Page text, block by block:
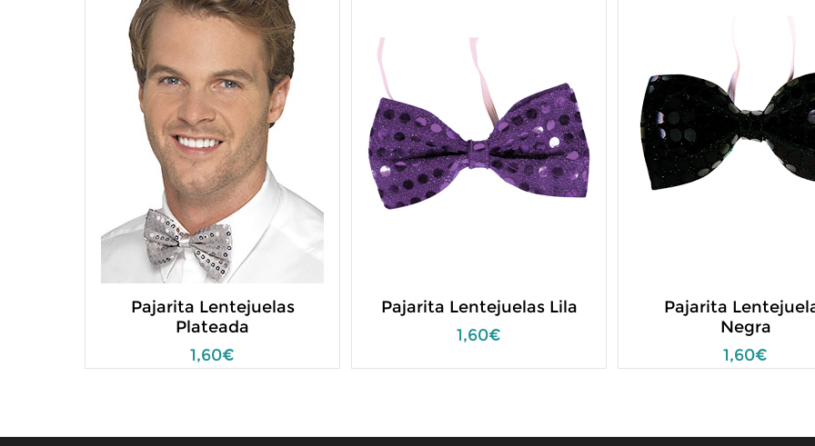
Pajarita Lentejuelas
Plateada
1,60€
Pajarita Lentejuelas Lila
1,60€
Pajarita
Negra
1,60€